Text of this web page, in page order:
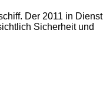
Der 2011 in Dienst
Sicherheit und